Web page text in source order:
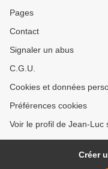
Pages
Contact
Signaler un abus
C.G.U.
Cookies et données
Préférences cookies
Voir le profil de Jean-Luc
Créer